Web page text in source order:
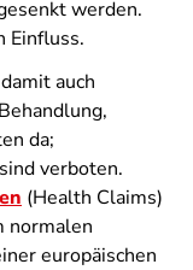
werden.
Einfluss.
auch
da;
verboten.
(Health Claims)
normalen
europäischen